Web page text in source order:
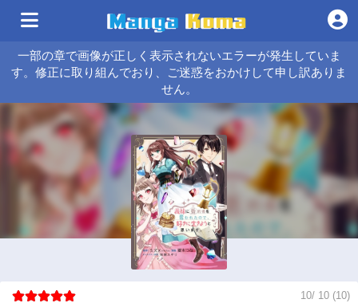
一部の章で画像が正しく表示されないエラーが発生していま
す。修正に取り組んでおり、ご迷惑をおかけして申し訳ありま
せん。
10/ 10 (10)